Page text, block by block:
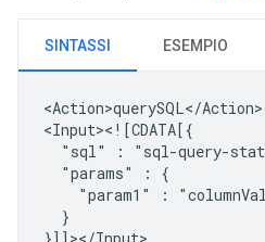
SINTASSI ESEMPIO
<Action>querySQL</Action>
"sql"
:
"params"
:
"param1"
:
}